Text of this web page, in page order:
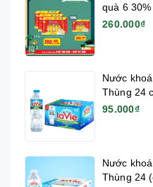
quà 6
260.000₫
Nước
Thùng 24
95.000₫
Nước
Thùng 24